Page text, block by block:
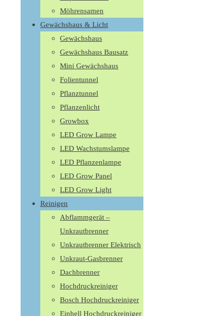
Möhrensamen
Gewächshaus & Licht
Gewächshaus
Gewächshaus Bausatz
Mini Gewächshaus
Folientunnel
Pflanztunnel
Pflanzenlicht
Growbox
LED Grow Lampe
LED Wachstumslampe
LED Pflanzenlampe
LED Grow Panel
LED Grow Light
Reinigen
Abflammgerät –
Unkrautbrenner
Unkrautbrenner Elektrisch
Unkraut-Gasbrenner
Dachbrenner
Hochdruckreiniger
Bosch Hochdruckreiniger
Einhell Hochdruckreiniger